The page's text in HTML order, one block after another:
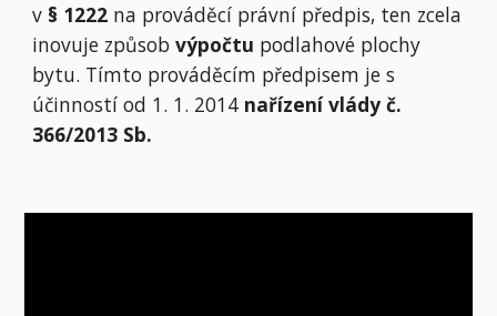
v § 1222 na prováděcí právní předpis, ten zcela
inovuje způsobvýpočtu podlahové plochy
bytu. Tímto prováděcím předpisem je s
účinností od 1. 1. 2014 nařízení vlády č.
366/2013 Sb.